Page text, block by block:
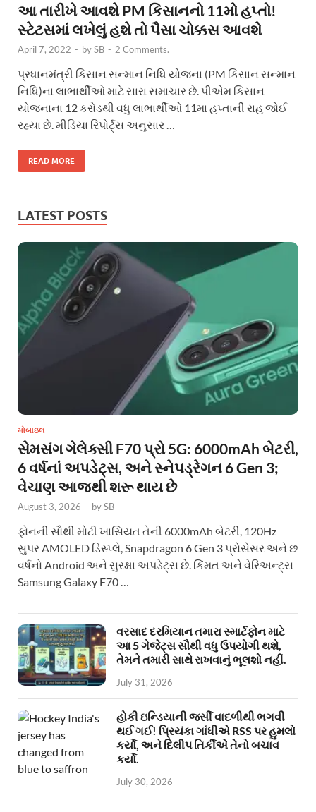
આ તારીખે આવશે PM કિસાનનો 11મો હપ્તો!
સ્ટેટસમાં લખેલું હશે તો પૈસા ચોક્કસ આવશે
April 7, 2022 - bySB - 2 Comments.
પ્રધાનમંત્રી કિસાન સન્માન નિધિ યોજના (PM કિસાન સન્માન
નિધિ)ના લાભાર્થીઓ માટે સારા સમાચાર છે. પીએમ કિસાન
યોજનાના 12 કરોડથી વધુ લાભાર્થીઓ 11મા હપ્તાની રાહ જોઈ
રહ્યા છે. મીડિયા રિપોર્ટ્સ અનુસાર …
READ MORE
LATEST POSTS
મોબાઇલ
સેમસંગ ગેલેક્સી F70 પ્રો 5G: 6000mAh બેટરી,
6 વર્ષનાં અપડેટ્સ, અને સ્નેપડ્રેગન 6 Gen 3;
વેચાણ આજથી શરૂ થાય છે
August 3, 2026 - bySB
ફોનની સૌથી મોટી ખાસિયત તેની 6000mAh બેટરી, 120Hz
સુપર AMOLED ડિસ્પ્લે, Snapdragon 6 Gen 3 પ્રોસેસર અને છ
વર્ષનો Android અને સુરક્ષા અપડેટ્સ છે. કિંમત અને વેરિઅન્ટ્સ
Samsung Galaxy F70 …
વરસાદ દરમિયાન તમારા સ્માર્ટફોન માટે
આ 5 ગેજેટ્સ સૌથી વધુ ઉપયોગી થશે,
તેમને તમારી સાથે રાખવાનું ભૂલશો નહીં.
July 31, 2026
હોકી ઇન્ડિયાની જર્સી વાદળીથી ભગવી
થઈ ગઈ! પ્રિયંકા ગાંધીએ RSS પર હુમલો
કર્યો, અને દિલીપ તિર્કીએ તેનો બચાવ
કર્યો.
July 30, 2026